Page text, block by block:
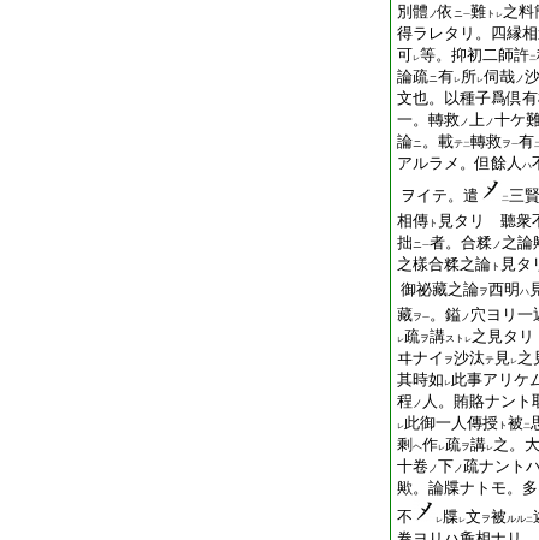
別體 ノ依 ニ一難 ト レ之料
得ラレタリ。四縁
可レ等。抑初二師許二
論疏ニ有レ所レ伺哉ノ
文也。以種子爲倶
一。轉救ノ上ノ十ケ
論ニ。載テ二轉救ヲ一有
アルラメ。但餘人 ハ
ヲイテ。 遣 二三賢
相傳 ト 見タリ 聽衆
拙ニ一者。合糅ノ 之論
之樣合糅之論 ト 見
御祕藏之論ヲ西明 ハ
藏ヲ一。 鎰ノ 穴ヨリ一
レ疏ヲ講スト レ之見タ
ヰナイ ヲ沙汰テ 見レ之
其時如 レ此事アリケ
程 ノ 人。賄賂ナント
レ此御一人傳授 ト 被 二
剩 ヘ作レ疏ヲ講レ之。
十卷ノ下ノ疏ナント
歟。論牒ナトモ。多
不 レ牒レ文 ヲ被ルル二